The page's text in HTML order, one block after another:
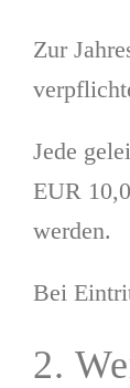
Zur
Jede
EUR
werden.
Bei
2.